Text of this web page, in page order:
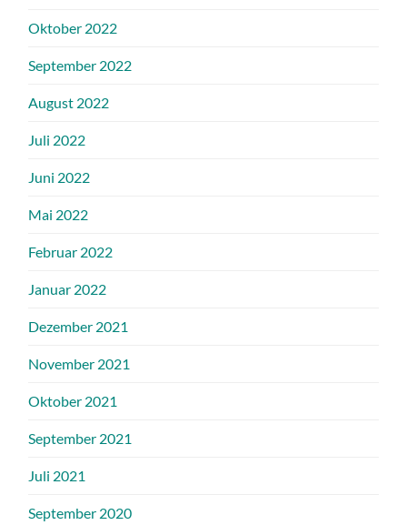
Oktober 2022
September 2022
August 2022
Juli 2022
Juni 2022
Mai 2022
Februar 2022
Januar 2022
Dezember 2021
November 2021
Oktober 2021
September 2021
Juli 2021
September 2020